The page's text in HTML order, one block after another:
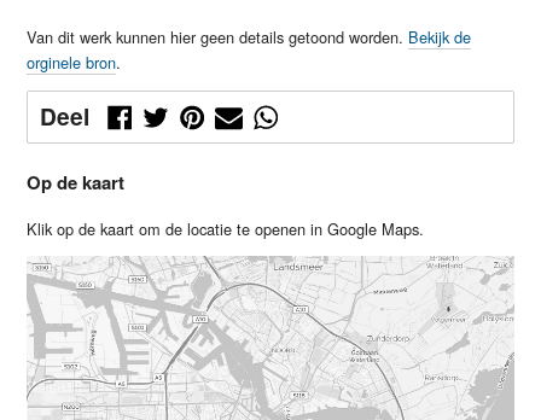
Van dit werk kunnen hier geen details getoond worden. Bekijk de
orginele bron.
Deel
Op de kaart
Klik op de kaart om de locatie te openen in Google Maps.